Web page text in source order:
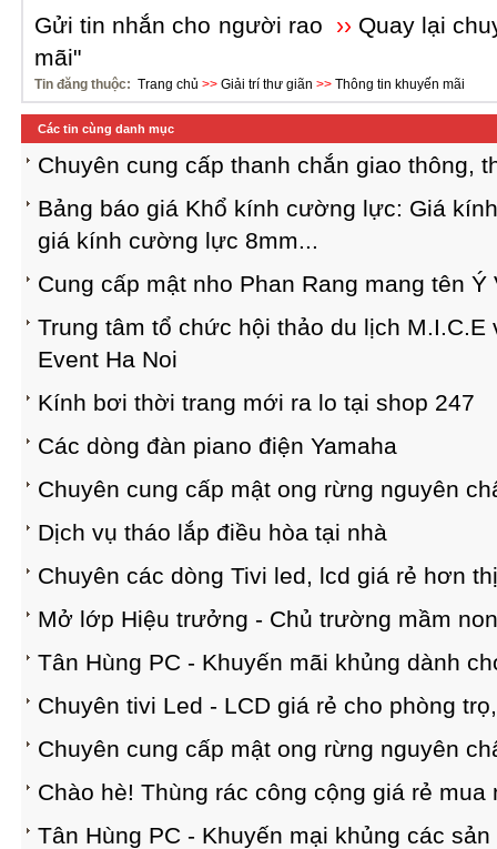
Gửi tin nhắn cho người rao ›› Quay lại
mãi"
Tin đăng thuộc: Trang chủ >> Giải trí thư giãn >> Thông tin khuyến mãi
Các tin cùng danh mục
Chuyên cung cấp thanh chắn giao thông,
Bảng báo giá Khổ kính cường lực: Giá
giá kính cường lực 8mm...
Cung cấp mật nho Phan Rang mang tên
Trung tâm tổ chức hội thảo du lịch
Event Ha Noi
Kính bơi thời trang mới ra lo tại shop 247
Các dòng đàn piano điện Yamaha
Chuyên cung cấp mật ong rừng nguyên
Dịch vụ tháo lắp điều hòa tại nhà
Chuyên các dòng Tivi led, lcd giá rẻ hơn
Mở lớp Hiệu trưởng - Chủ trường mầm non
Tân Hùng PC - Khuyến mãi khủng dành
Chuyên tivi Led - LCD giá rẻ cho phòng
Chuyên cung cấp mật ong rừng nguyên
Chào hè! Thùng rác công cộng giá rẻ mua
Tân Hùng PC - Khuyến mại khủng các